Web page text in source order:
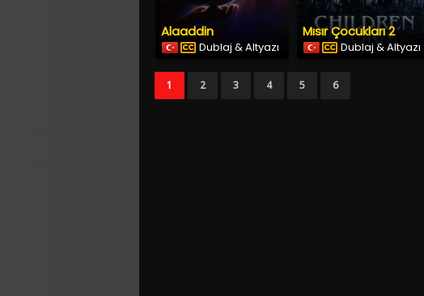
Alaaddin
Dublaj & Altyazı
Mısır Çocukları 2
Dublaj & Altyazı
1 2 3 4 5 6